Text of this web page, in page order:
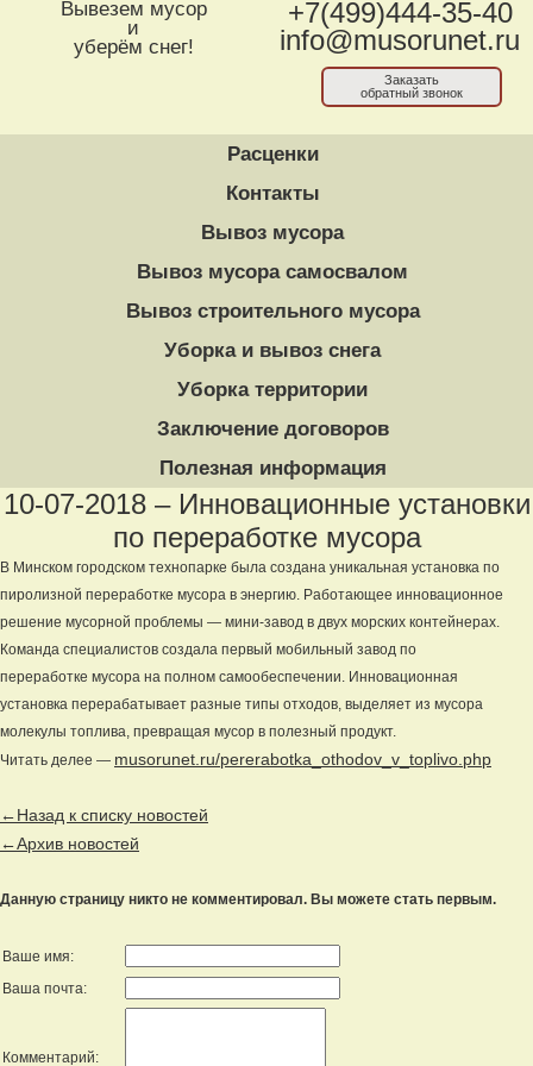
Вывезем мусор
и
уберём снег!
+7(499)444-35-40
info@musorunet.ru
Заказать
обратный звонок
Расценки
Контакты
Вывоз мусора
Вывоз мусора самосвалом
Вывоз строительного мусора
Уборка и вывоз снега
Уборка территории
Заключение договоров
Полезная информация
10-07-2018 – Инновационные установки
по переработке мусора
В Минском городском технопарке была создана уникальная установка по
пиролизной переработке мусора в энергию. Работающее инновационное
решение мусорной проблемы — мини-завод в двух морских контейнерах.
Команда специалистов создала первый мобильный завод по
переработке мусора на полном самообеспечении. Инновационная
установка перерабатывает разные типы отходов, выделяет из мусора
молекулы топлива, превращая мусор в полезный продукт.
Читать делее — musorunet.ru/pererabotka_othodov_v_toplivo.php
←Назад к списку новостей
←Архив новостей
Данную страницу никто не комментировал. Вы можете стать первым.
Ваше имя:
Ваша почта:
Комментарий: